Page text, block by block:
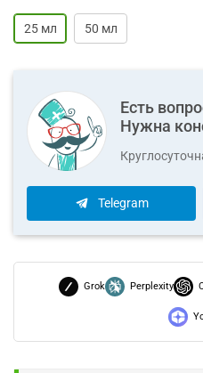
25 мл 50 мл
Есть
Нужна
Telegram
Grok Perplexity